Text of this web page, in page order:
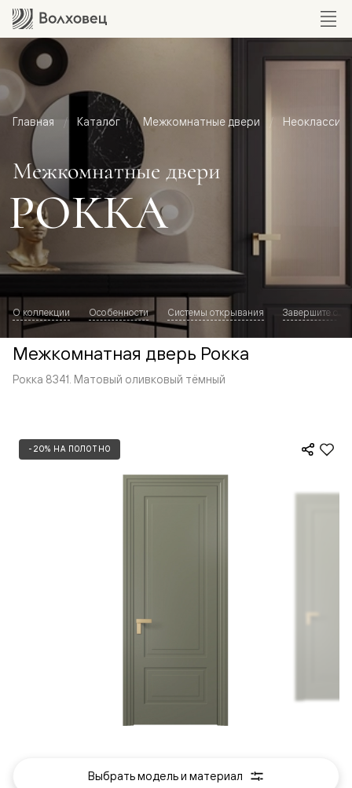
Главная Каталог Межкомнатные двери Неоклассика
Межкомнатные двери
РОККА
О коллекции Особенности Системы открывания Завершите
Межкомнатная дверь Рокка
Рокка 8341. Матовый оливковый тёмный
-20% НА ПОЛОТНО
Выбрать модель и материал